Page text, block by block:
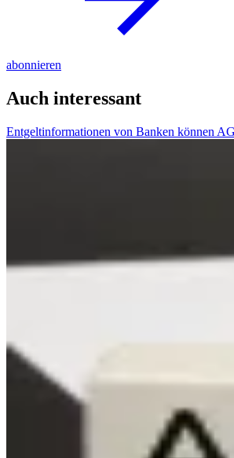
abonnieren
Auch interessant
Entgeltinformationen von Banken können